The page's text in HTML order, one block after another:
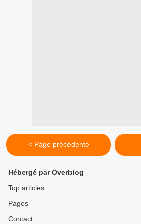
< Page précédente
Hébergé par Overblog
Top articles
Pages
Contact